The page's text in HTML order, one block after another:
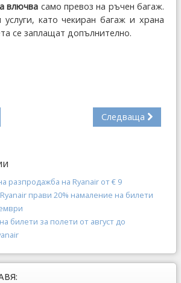
влючва само превоз на ръчен багаж.
услуги, като чекиран багаж и храна
се заплащат допълнително.
Следваща
разпродажба на Ryanair от € 9
прави 20% намаление на билети
билети за полети от август до